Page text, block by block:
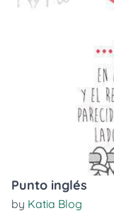
Punto inglés
by Katia Blog